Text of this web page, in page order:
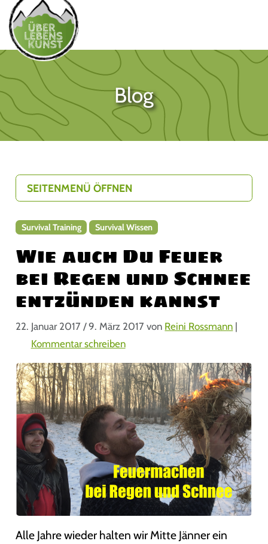
Blog
Survival Training Survival Wissen
Wie auch Du Feuer
bei Regen und Schnee
entzünden kannst
22. Januar 2017 / 9. März 2017 von Reini Rossmann |
Kommentar schreiben
Alle Jahre wieder halten wir Mitte Jänner ein
SEITENMENÜ ÖFFNEN